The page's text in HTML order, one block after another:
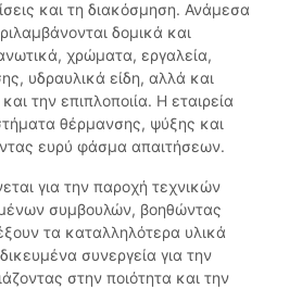
και τη διακόσμηση. Ανάμεσα
δομικά και
χρώματα, εργαλεία,
υδραυλικά είδη, αλλά και
την επιπλοποιία. Η εταιρεία
θέρμανσης, ψύξης και
ευρύ φάσμα απαιτήσεων.
για την παροχή τεχνικών
συμβουλών, βοηθώντας
τα καταλληλότερα υλικά
συνεργεία για την
στην ποιότητα και την